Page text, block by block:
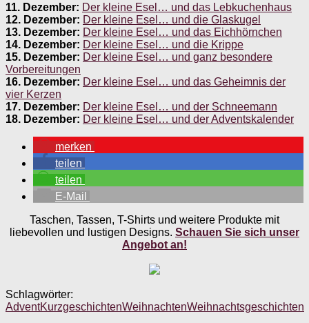
11. Dezember: Der kleine Esel… und das Lebkuchenhaus
12. Dezember: Der kleine Esel… und die Glaskugel
13. Dezember: Der kleine Esel… und das Eichhörnchen
14. Dezember: Der kleine Esel… und die Krippe
15. Dezember: Der kleine Esel… und ganz besondere
Vorbereitungen
16. Dezember: Der kleine Esel… und das Geheimnis der
vier Kerzen
17. Dezember: Der kleine Esel… und der Schneemann
18. Dezember: Der kleine Esel… und der Adventskalender
merken
teilen
teilen
E-Mail
Taschen, Tassen, T-Shirts und weitere Produkte mit
liebevollen und lustigen Designs. Schauen Sie sich unser
Angebot an!
Schlagwörter:
AdventKurzgeschichtenWeihnachtenWeihnachtsgeschichten